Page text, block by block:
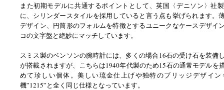
また初期モデルに共通するポイントとして、英国〈デニソン〉社
に、シリンダースタイルを採用していると言う点も挙げられます。
デザイン、円筒形のフォルムを特徴とするユニークなケースデザイ
コの文字盤と絶妙にマッチしています。
スミス製のベンソンの腕時計には、多くの場合16石の受け石を装備
が搭載されますが、こちらは1940年代製のため15石の通常モデルを
めて珍しい個体。美しい琉金仕上げや独特のブリッジデザイン
機”1215”と全く同じ仕様となっています。